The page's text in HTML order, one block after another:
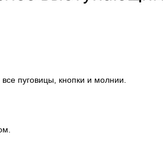
пуговицы, кнопки и молнии.